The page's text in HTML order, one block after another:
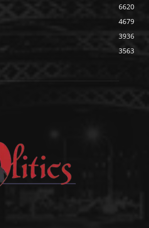
6620
4679
3936
3563